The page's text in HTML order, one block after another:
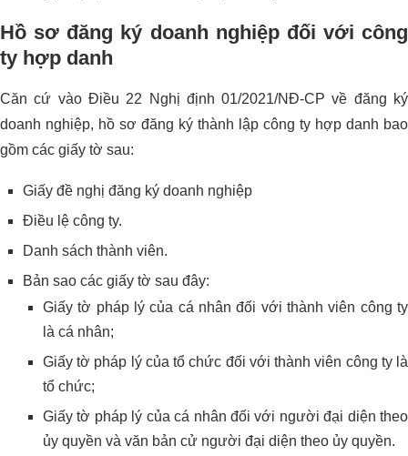
Hồ sơ đăng ký doanh nghiệp đối với công
ty hợp danh
Căn cứ vào Điều 22 Nghị định 01/2021/NĐ-CP về đăng ký
doanh nghiệp, hồ sơ đăng ký thành lập công ty hợp danh bao
gồm các giấy tờ sau:
Giấy đề nghị đăng ký doanh nghiệp
Điều lệ công ty.
Danh sách thành viên.
Bản sao các giấy tờ sau đây:
Giấy tờ pháp lý của cá nhân đối với thành viên công ty
là cá nhân;
Giấy tờ pháp lý của tổ chức đối với thành viên công ty là
tổ chức;
Giấy tờ pháp lý của cá nhân đối với người đại diện theo
ủy quyền và văn bản cử người đại diện theo ủy quyền.